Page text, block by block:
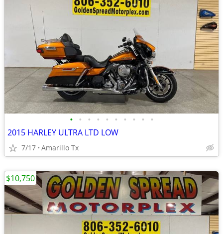
• • • • • • • • • •
2015 HARLEY ULTRA LTD LOW
7/17 Amarillo Tx
$10,750